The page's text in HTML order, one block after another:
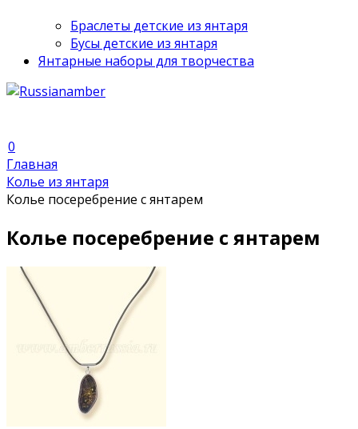
Браслеты детские из янтаря
Бусы детские из янтаря
Янтарные наборы для творчества
0
Главная
Колье из янтаря
Колье посеребрение с янтарем
Колье посеребрение с янтарем